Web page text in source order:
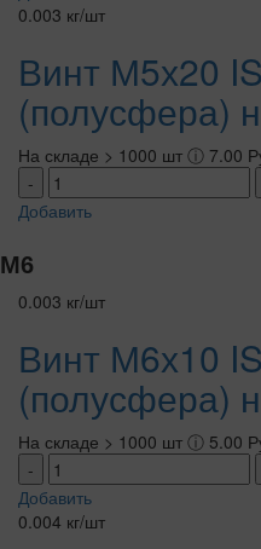
0.003 кг/шт
Винт М5х20
(полусфера)
На складе > 1000 шт ⓘ 7.00
-
Добавить
М6
0.003 кг/шт
Винт М6х10
(полусфера)
На складе > 1000 шт ⓘ 5.00
-
Добавить
0.004 кг/шт